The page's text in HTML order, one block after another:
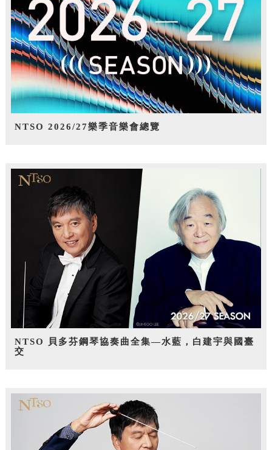
NTSO 2026/27樂季音樂會總覽
NTSO 貝多芬鋼琴協奏曲全集—水藍，白建宇與國臺
交